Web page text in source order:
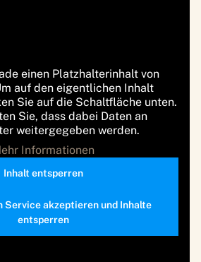
einen Platzhalterinhalt von
auf den eigentlichen Inhalt
Sie auf die Schaltfläche unten.
Sie, dass dabei Daten an
weitergegeben werden.
Informationen
Inhalt entsperren
Service akzeptieren und Inhalte
entsperren